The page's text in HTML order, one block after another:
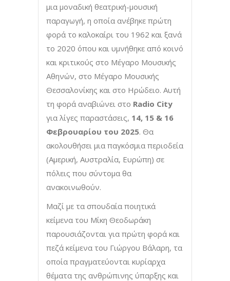
μια μοναδική θεατρική-μουσική
παραγωγή, η οποία ανέβηκε πρώτη
φορά το καλοκαίρι του 1962 και ξανά
το 2020 όπου και υμνήθηκε από κοινό
και κριτικούς στο Μέγαρο Μουσικής
Αθηνών, στο Μέγαρο Μουσικής
Θεσσαλονίκης και στο Ηρώδειο. Αυτή
τη φορά αναβιώνει στo Radio City
για λίγες παραστάσεις, 14, 15 & 16
Φεβρουαρίου του 2025. Θα
ακολουθήσει μια παγκόσμια περιοδεία
(Αμερική, Αυστραλία, Ευρώπη) σε
πόλεις που σύντομα θα
ανακοινωθούν.
Μαζί με τα σπουδαία ποιητικά
κείμενα του Μίκη Θεοδωράκη
παρουσιάζονται για πρώτη φορά και
πεζά κείμενα του Γιώργου Βάλαρη, τα
οποία πραγματεύονται κυρίαρχα
θέματα της ανθρώπινης ύπαρξης και